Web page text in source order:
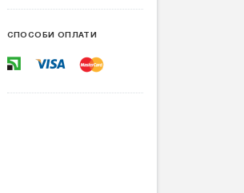
СПОСОБИ ОПЛАТИ